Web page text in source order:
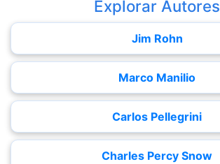
Explorar Autores
Jim Rohn
Marco Manilio
Carlos Pellegrini
Charles Percy Snow